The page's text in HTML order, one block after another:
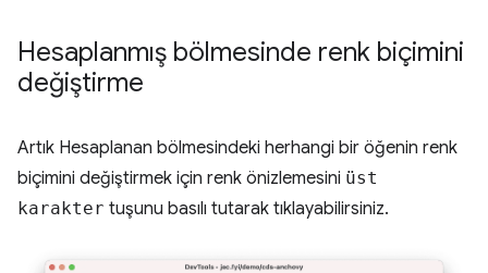
Hesaplanmış bölmesinde renk biçimini
değiştirme
Artık Hesaplanan bölmesindeki herhangi bir öğenin renk
biçimini değiştirmek için renk önizlemesini üst
karakter tuşunu basılı tutarak tıklayabilirsiniz.